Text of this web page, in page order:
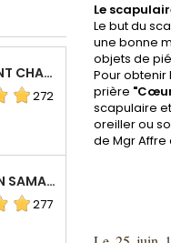
HUILE DE SAINT CHARBEL
272
HUILE DU BON SAMARITAIN
277
Le
Le but du
une bonne
objets de
Pour
prière
scapulaire
oreiller ou
de Mgr Affre